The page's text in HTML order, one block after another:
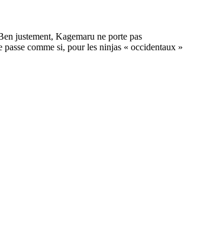
justement, Kagemaru ne porte pas
comme si, pour les ninjas « occidentaux »